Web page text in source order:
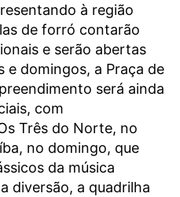
à região
de forró contarão
e serão abertas
e domingos, a Praça de
será ainda
com
Três do Norte, no
no domingo, que
da música
diversão, a quadrilha